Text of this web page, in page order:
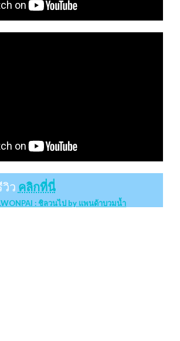
ว คลิกที่นี่
: ชิลวนไป by แพนด้าบวมน้ำ